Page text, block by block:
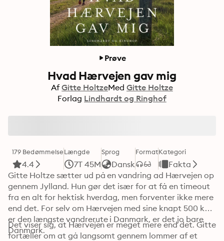
Prøve
Hvad Hærvejen gav mig
Af Gitte HoltzeMed Gitte Holtze
Forlag Lindhardt og Ringhof
179 Bedømmelse
4.4
Længde
7T 45M
Sprog
Dansk
FormatKategori
Fakta
Gitte Holtze sætter ud på en vandring ad Hærvejen op
gennem Jylland. Hun gør det især for at få en timeout
fra en alt for hektisk hverdag, men forventer ikke mere
end det. For selv om Hærvejen med sine knapt 500 km
er den længste vandrerute i Danmark, er det jo bare
Danmark.
Det viser sig, at Hærvejen er meget mere end det. Gitte
fortæller om at gå langsomt gennem lommer af et